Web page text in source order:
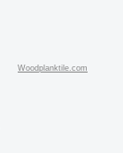
Woodplanktile.com